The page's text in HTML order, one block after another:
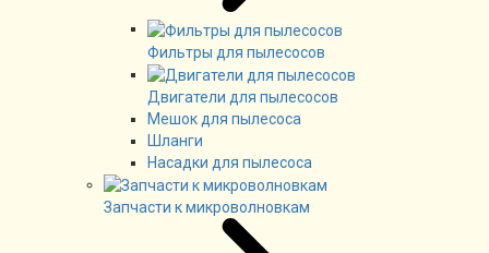
Фильтры для пылесосов
Двигатели для пылесосов
Мешок для пылесоса
Шланги
Насадки для пылесоса
Запчасти к микроволновкам